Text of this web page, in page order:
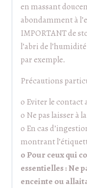
en massant
abondamment à
IMPORTANT de
l’abri de
par exemple.
Précautions
o Eviter le contact
o Ne pas laisser à
o En cas
montrant
o Pour ceux qui
essentielles : Ne
enceinte ou